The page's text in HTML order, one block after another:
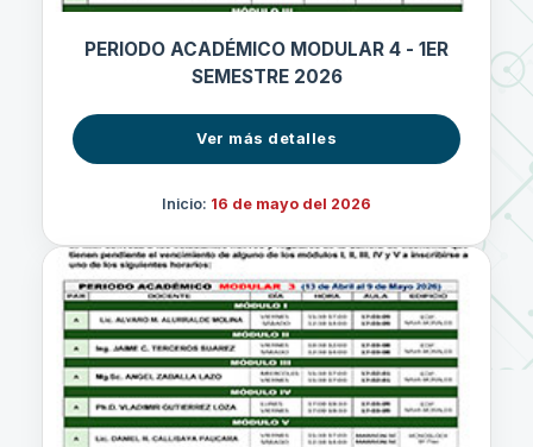
PERIODO ACADÉMICO MODULAR 4 - 1ER
SEMESTRE 2026
Ver más detalles
Inicio: 16 de mayo del 2026